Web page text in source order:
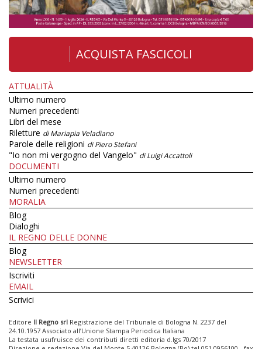
ACQUISTA FASCICOLI
ATTUALITÀ
Ultimo numero
Numeri precedenti
Libri del mese
Riletture di Mariapia Veladiano
Parole delle religioni di Piero Stefani
"Io non mi vergogno del Vangelo" di Luigi Accattoli
DOCUMENTI
Ultimo numero
Numeri precedenti
MORALIA
Blog
Dialoghi
IL REGNO DELLE DONNE
Blog
NEWSLETTER
Iscriviti
EMAIL
Scrivici
Editore Il Regno srl Registrazione del Tribunale di Bologna N. 2237 del
24.10.1957 Associato all’Unione Stampa Periodica Italiana
La testata usufruisce dei contributi diretti editoria d.lgs 70/2017